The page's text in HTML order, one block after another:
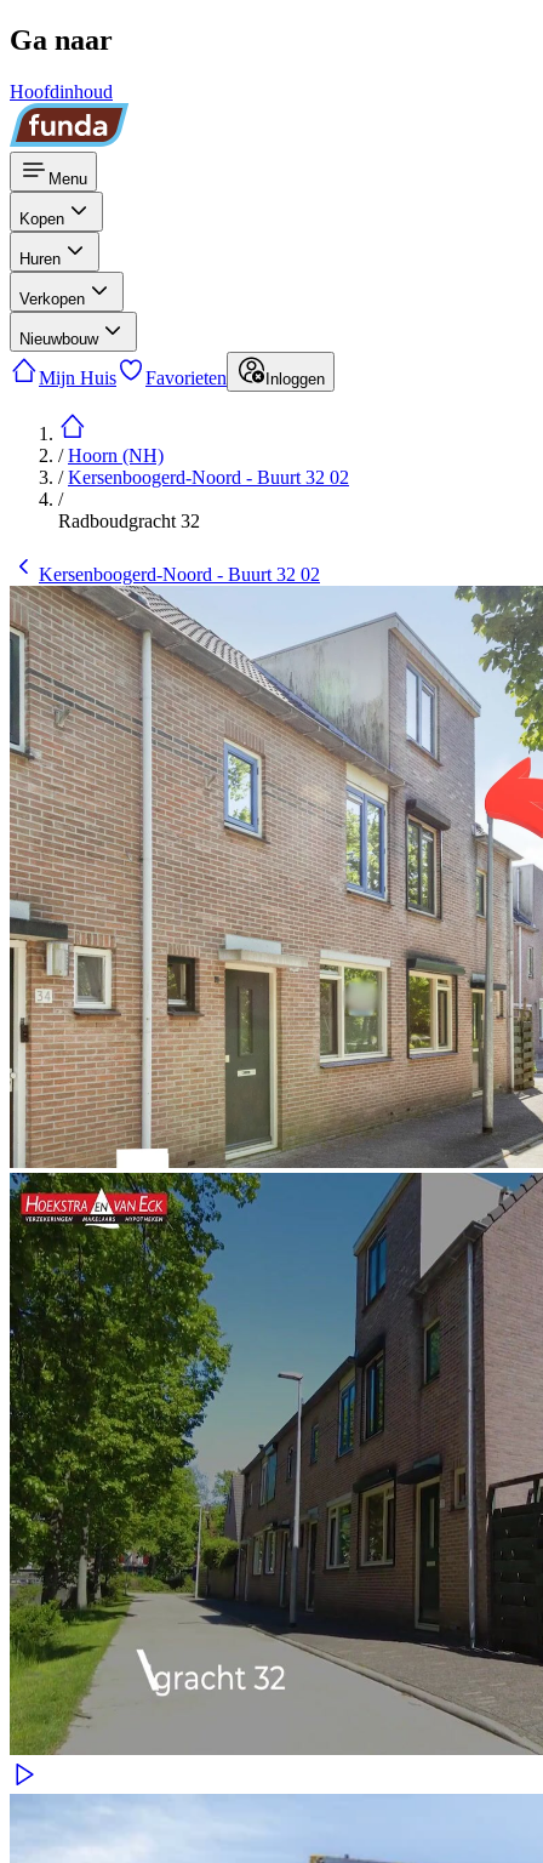
Ga naar
Hoofdinhoud
Menu
Kopen
Huren
Verkopen
Nieuwbouw
Mijn Huis Favorieten Inloggen
/Hoorn (NH)
/Kersenboogerd-Noord - Buurt 32 02
/
Radboudgracht 32
Kersenboogerd-Noord - Buurt 32 02